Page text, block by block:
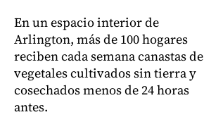
En un espacio interior de
Arlington, más de 100 hogares
reciben cada semana canastas de
vegetales cultivados sin tierra y
cosechados menos de 24 horas
antes.